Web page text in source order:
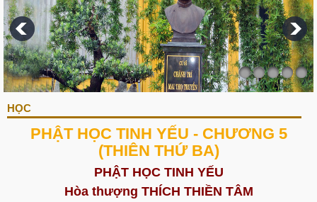
HỌC
PHẬT HỌC TINH YẾU - CHƯƠNG 5
(THIÊN THỨ BA)
PHẬT HỌC TINH YẾU
Hòa thượng THÍCH THIỀN TÂM